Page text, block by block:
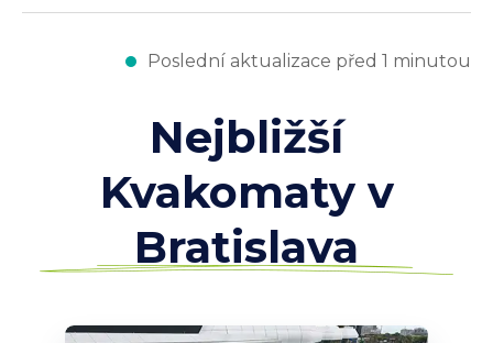
Poslední aktualizace před 1 minutou
Nejbližší
Kvakomaty v
Bratislava